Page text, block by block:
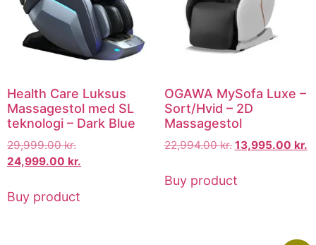
Health Care Luksus
Massagestol med SL
teknologi – Dark Blue
29,999.00kr.
24,999.00 kr.
Buy product
OGAWA MySofa Luxe –
Sort/Hvid – 2D
Massagestol
22,994.00kr. 13,995.00 kr.
Buy product